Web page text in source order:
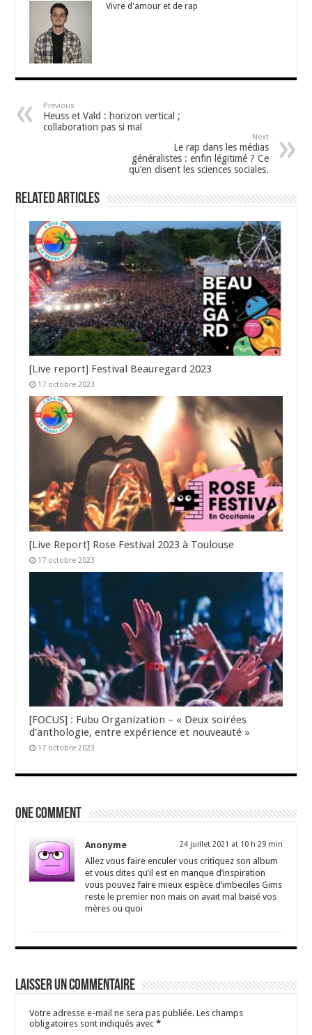
Vivre d'amour et de rap
Previous
Heuss et Vald : horizon vertical ;
collaboration pas si mal
Next
Le rap dans les médias
généralistes : enfin légitimé ? Ce
qu’en disent les sciences sociales.
Related Articles
[Live report] Festival Beauregard 2023
17 octobre 2023
[Live Report] Rose Festival 2023 à Toulouse
17 octobre 2023
[FOCUS] : Fubu Organization – « Deux soirées
d’anthologie, entre expérience et nouveauté »
17 octobre 2023
One comment
Anonyme 24 juillet 2021 at 10 h 29 min
Allez vous faire enculer vous critiquez son album
et vous dites qu’il est en manque d’inspiration
vous pouvez faire mieux espèce d’imbeciles Gims
reste le premier non mais on avait mal baisé vos
mères ou quoi
Laisser un commentaire
Votre adresse e-mail ne sera pas publiée. Les champs
obligatoires sont indiqués avec*